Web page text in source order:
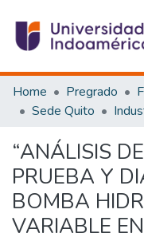
Communities &
All of DSpace
Statistics
Estadísticas Externas
Home Pregrado
Sede Quito
“ANÁLISIS
PRUEBA Y
BOMBA
VARIABLE EN